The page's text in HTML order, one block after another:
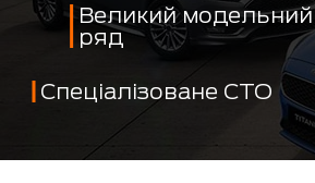
Великий модельний
ряд
Спеціалізоване СТО